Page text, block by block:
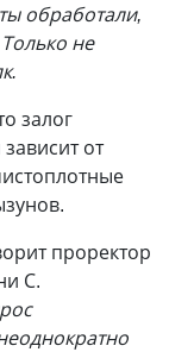
обработали,
не
залог
от
проректор
С.